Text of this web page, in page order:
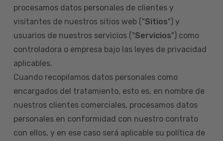
procesamos datos personales de clientes y
visitantes de nuestros sitios web ("Sitios") y
usuarios de nuestros servicios ("Servicios") como
controladora o empresa bajo las leyes de privacidad
aplicables.
Cuando recopilamos datos personales como
encargados del tratamiento, esto es, en nombre de
nuestros clientes comerciales, procesamos datos
personales en conformidad con nuestro contrato
con ellos, y en ese caso será aplicable su política de